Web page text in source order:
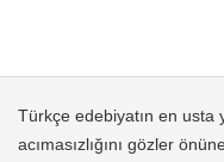
Türkçe edebiyatın en usta
acımasızlığını gözler